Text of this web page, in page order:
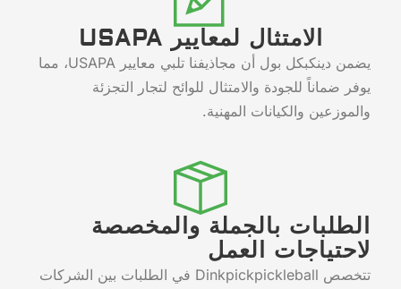
الامتثال لمعايير USAPA
يضمن دينكبكل بول أن مجاذيفنا تلبي معايير USAPA، مما
يوفر ضماناً للجودة والامتثال للوائح لتجار التجزئة
والموزعين والكيانات المهنية.
الطلبات بالجملة والمخصصة
لاحتياجات العمل
تتخصص Dinkpickpickleball في الطلبات بين الشركات